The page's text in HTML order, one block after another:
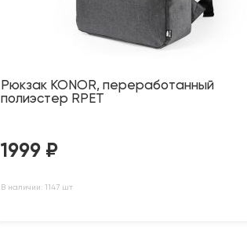
Рюкзак KONOR, переработанный
полиэстер RPET
1999 ₽
В наличии: 1147 шт